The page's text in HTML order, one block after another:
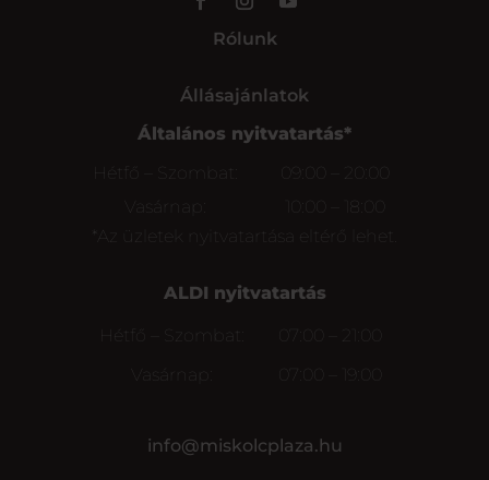
Rólunk
Állásajánlatok
Általános nyitvatartás*
Hétfő – Szombat:
09:00 – 20:00
Vasárnap:
*Az üzletek nyitvatartása eltérő lehet.
ALDI nyitvatartás
Hétfő – Szombat:
07:00 – 21:00
Vasárnap:
info@miskolcplaza.hu